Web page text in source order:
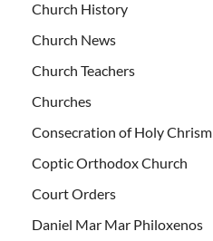
Church History
Church News
Church Teachers
Churches
Consecration of Holy Chrism
Coptic Orthodox Church
Court Orders
Daniel Mar Mar Philoxenos